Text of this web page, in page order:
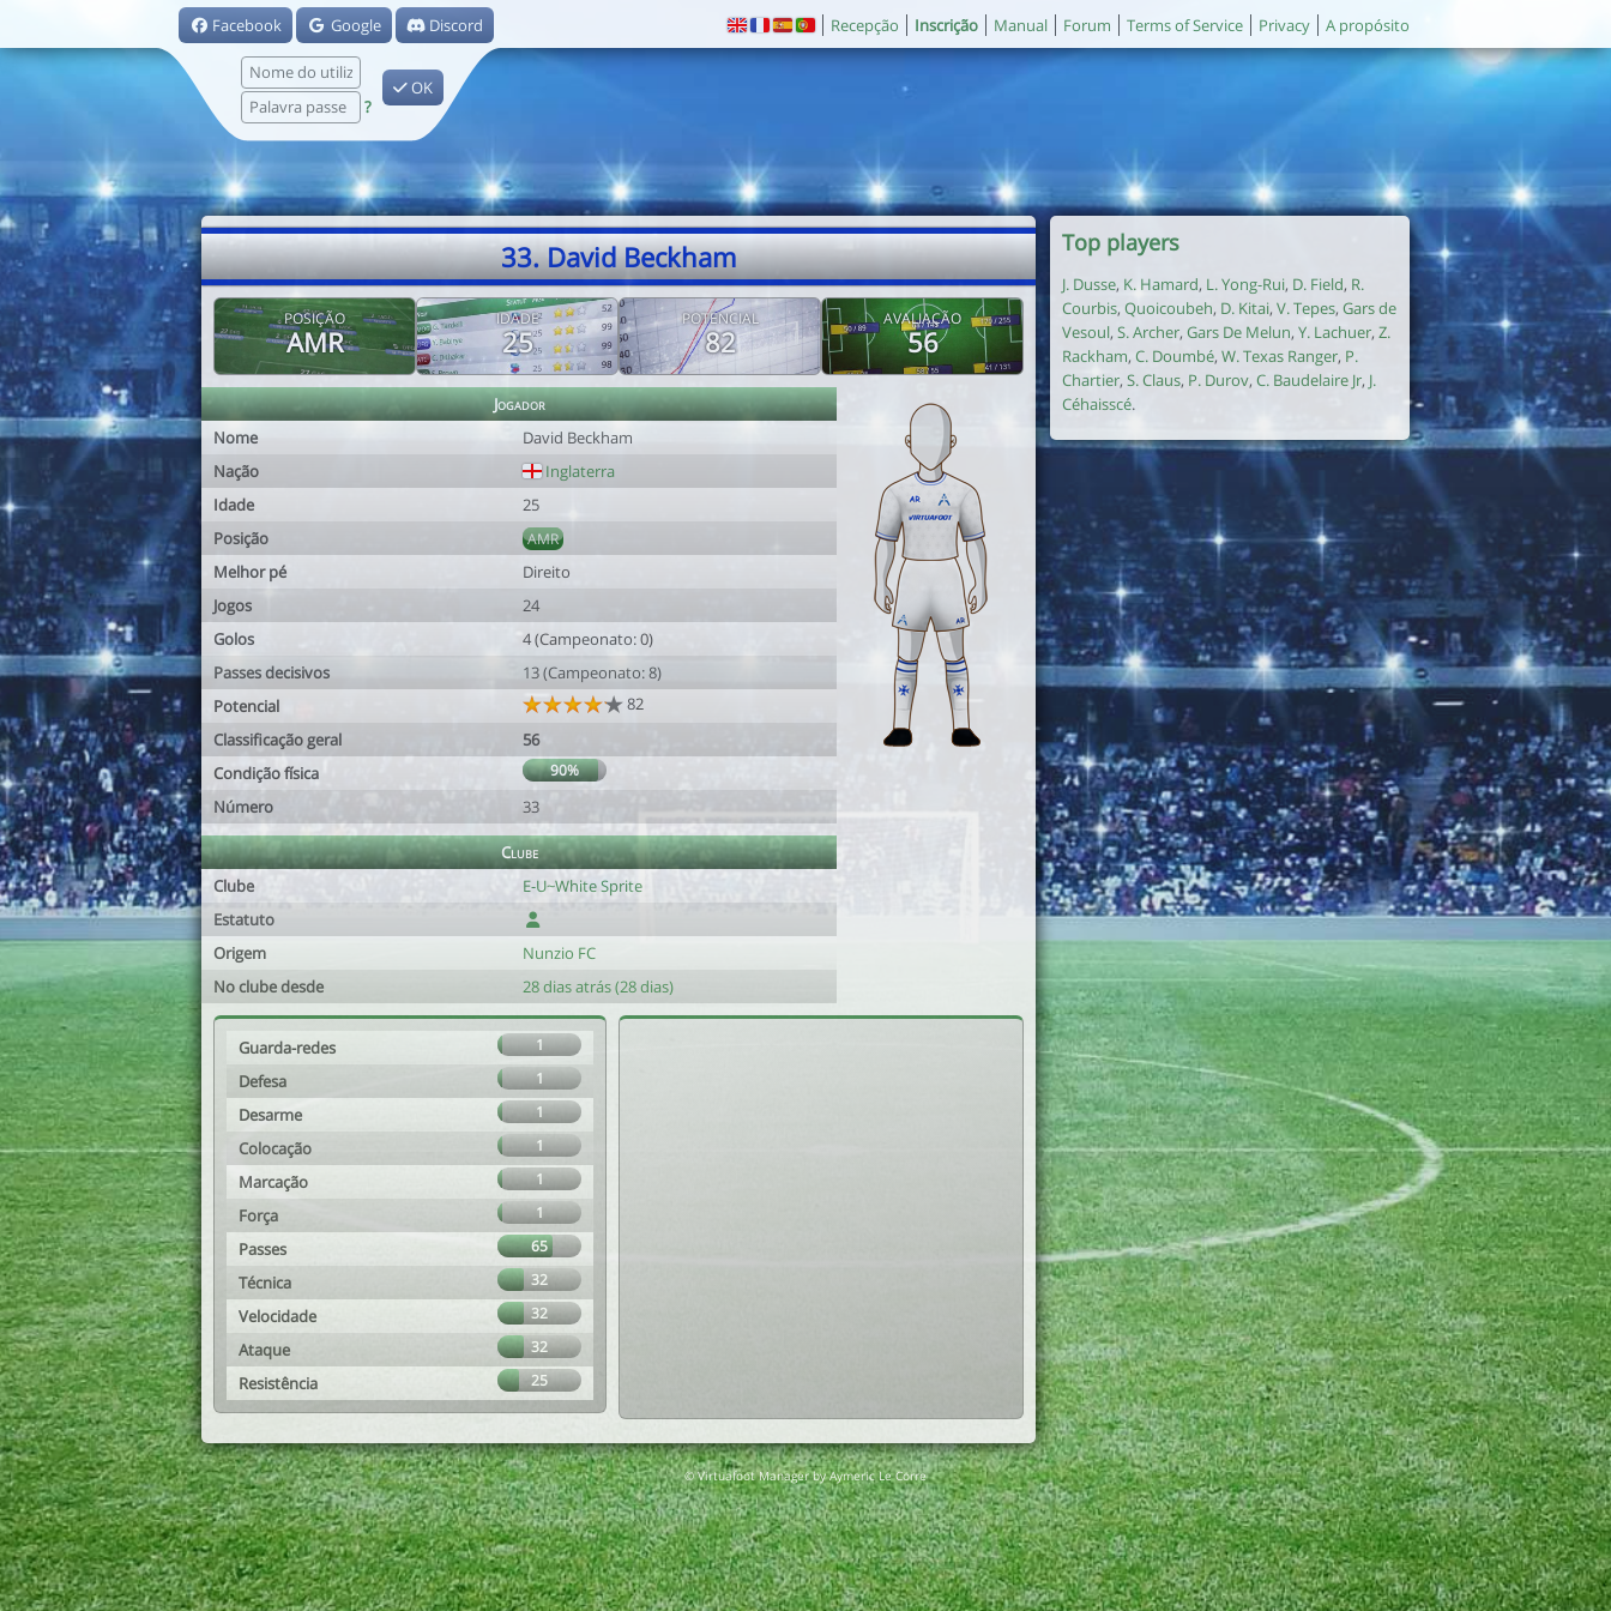
Facebook Google Discord
?
OK
Recepção Inscrição Manual Forum Terms of Service Privacy A propósito
33. David Beckham
POSIÇÃO
AMR
IDADE
25
POTENCIAL
82
AVALIAÇÃO
56
Jogador
Nome
David Beckham
Nação
Inglaterra
Idade
25
Posição
AMR
Melhor pé
Direito
Jogos
24
Golos
4 (Campeonato: 0)
Passes decisivos
13 (Campeonato: 8)
Potencial
82
Classificação geral
56
Condição física
90%
Número 33
Clube
Clube
E-U~White Sprite
Estatuto
Origem
Nunzio FC
No clube desde
28 dias atrás (28 dias)
Guarda-redes 1
Defesa 1
Desarme 1
Colocação 1
Marcação 1
Força 1
Passes 65
Técnica 32
Velocidade 32
Ataque 32
Resistência 25
Top players
J. Dusse, K. Hamard, L. Yong-Rui, D. Field, R.
Courbis, Quoicoubeh, D. Kitai, V. Tepes, Gars de
Vesoul, S. Archer, Gars De Melun, Y. Lachuer, Z.
Rackham, C. Doumbé, W. Texas Ranger, P.
Chartier, S. Claus, P. Durov, C. Baudelaire Jr, J.
Céhaisscé.
© Virtuafoot Manager by Aymeric Le Corre